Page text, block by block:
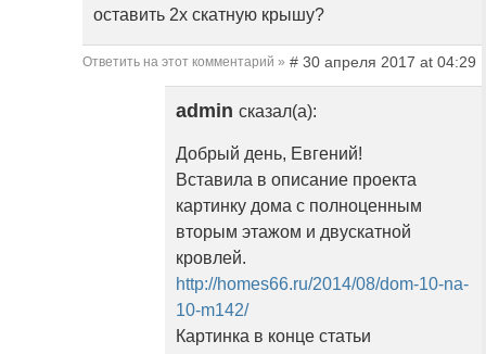
оставить 2х скатную крышу?
Ответить на этот комментарий » # 30 апреля 2017 at 04:29
admin сказал(а):
Добрый день, Евгений!
Вставила в описание проекта
картинку дома с полноценным
вторым этажом и двускатной
кровлей.
http://homes66.ru/2014/08/dom-10-na-
10-m142/
Картинка в конце статьи